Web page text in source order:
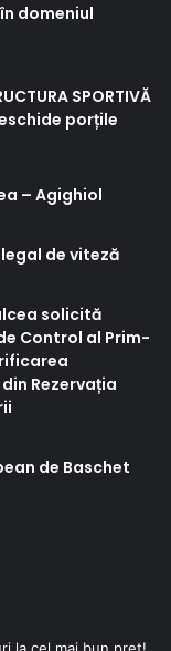
domeniul
SPORTIVĂ
porțile
– Agighiol
de viteză
solicită
Control al Prim-
Rezervația
de Baschet
la cel mai bun preț!